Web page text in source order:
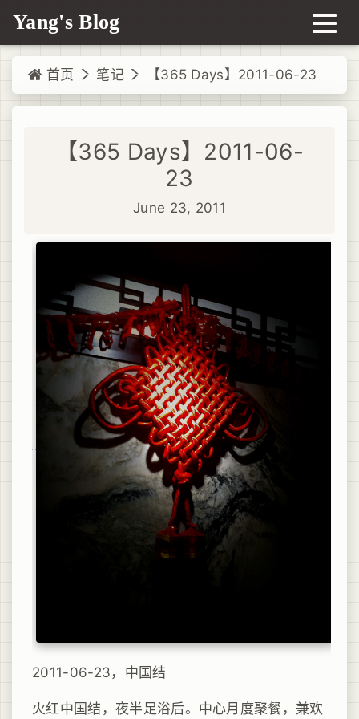
Yang's Blog
首页 笔记 【365 Days】2011-06-23
【365 Days】2011-06-
23
June 23, 2011
2011-06-23，中国结
火红中国结，夜半足浴后。中心月度聚餐，兼欢